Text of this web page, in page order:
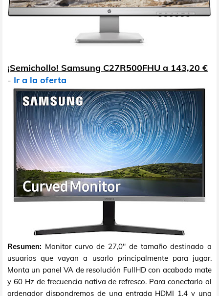
¡Semichollo! Samsung C27R500FHU a 143,20 €
- Ir a la oferta
Resumen: Monitor curvo de 27,0" de tamaño destinado a
usuarios que vayan a usarlo principalmente para jugar.
Monta un panel VA de resolución FullHD con acabado mate
y 60 Hz de frecuencia nativa de refresco. Para conectarlo al
ordenador dispondremos de una entrada HDMI 1.4 y una